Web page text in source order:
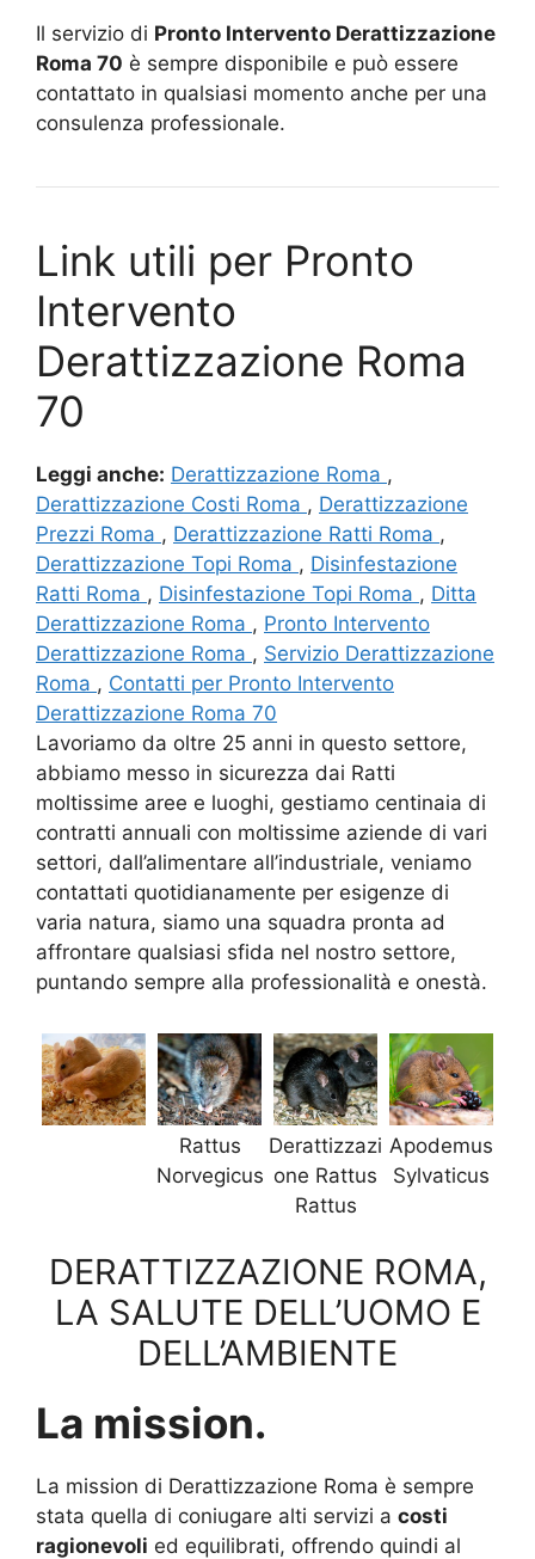
Il servizio di Pronto Intervento Derattizzazione
Roma 70 è sempre disponibile e può essere
contattato in qualsiasi momento anche per una
consulenza professionale.
Link utili per Pronto
Intervento
Derattizzazione Roma
70
Leggi anche: Derattizzazione Roma ,
Derattizzazione Costi Roma , Derattizzazione
Prezzi Roma , Derattizzazione Ratti Roma ,
Derattizzazione Topi Roma , Disinfestazione
Ratti Roma , Disinfestazione Topi Roma , Ditta
Derattizzazione Roma , Pronto Intervento
Derattizzazione Roma , Servizio Derattizzazione
Roma , Contatti per Pronto Intervento
Derattizzazione Roma 70
Lavoriamo da oltre 25 anni in questo settore,
abbiamo messo in sicurezza dai Ratti
moltissime aree e luoghi, gestiamo centinaia di
contratti annuali con moltissime aziende di vari
settori, dall’alimentare all’industriale, veniamo
contattati quotidianamente per esigenze di
varia natura, siamo una squadra pronta ad
affrontare qualsiasi sfida nel nostro settore,
puntando sempre alla professionalità e onestà.
Rattus
Norvegicus
Derattizzazi
one Rattus
Rattus
Apodemus
Sylvaticus
DERATTIZZAZIONE ROMA,
LA SALUTE DELL’UOMO E
DELL’AMBIENTE
La mission.
La mission di Derattizzazione Roma è sempre
stata quella di coniugare alti servizi a costi
ragionevoli ed equilibrati, offrendo quindi al